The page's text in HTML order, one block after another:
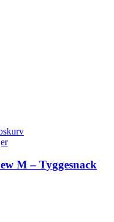
M – Tyggesnack